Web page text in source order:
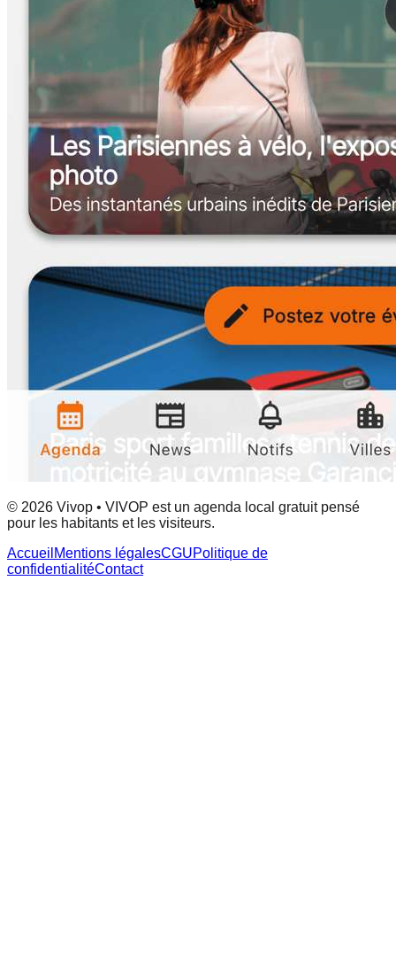
© 2026 Vivop • VIVOP est un agenda local gratuit pensé
pour les habitants et les visiteurs.
Accueil Mentions légalesCGUPolitique de
confidentialitéContact